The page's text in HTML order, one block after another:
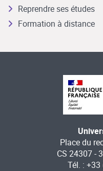
Reprendre ses études
Formation à distance
Place du
CS 24307 -
Tél. :